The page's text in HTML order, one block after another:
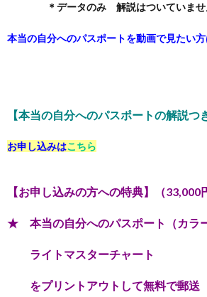
＊データのみ 解説はついていません
本当の自分へのパスポートを動画で見たい
【本当の自分へのパスポートの解説つ
お申し込みはこちら
【お申し込みの方への特典】（33,000
★ 本当の自分へのパスポート（カラー
ライトマスターチャート
をプリントアウトして無料で郵送